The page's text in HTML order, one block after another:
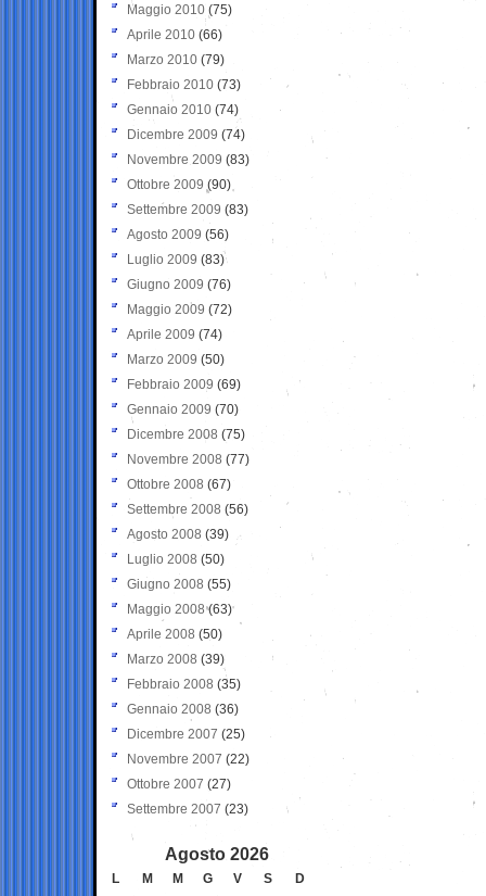
Maggio 2010 (75)
Aprile 2010 (66)
Marzo 2010 (79)
Febbraio 2010 (73)
Gennaio 2010 (74)
Dicembre 2009 (74)
Novembre 2009 (83)
Ottobre 2009 (90)
Settembre 2009 (83)
Agosto 2009 (56)
Luglio 2009 (83)
Giugno 2009 (76)
Maggio 2009 (72)
Aprile 2009 (74)
Marzo 2009 (50)
Febbraio 2009 (69)
Gennaio 2009 (70)
Dicembre 2008 (75)
Novembre 2008 (77)
Ottobre 2008 (67)
Settembre 2008 (56)
Agosto 2008 (39)
Luglio 2008 (50)
Giugno 2008 (55)
Maggio 2008(63)
Aprile 2008 (50)
Marzo 2008 (39)
Febbraio 2008 (35)
Gennaio 2008 (36)
Dicembre 2007 (25)
Novembre 2007 (22)
Ottobre 2007 (27)
Settembre 2007 (23)
Agosto 2026
L M M G V S
D